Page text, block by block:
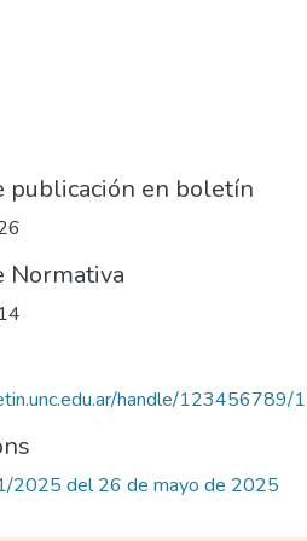
publicación en boletín
Normativa
handle/123456789/
2025 del 26 de mayo de 2025